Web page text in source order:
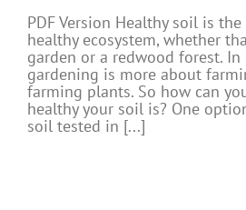
PDF Version Healthy soil is
healthy ecosystem, whether
garden or a redwood forest. In
gardening is more about
farming plants. So how can
healthy your soil is? One
soil tested in [...]